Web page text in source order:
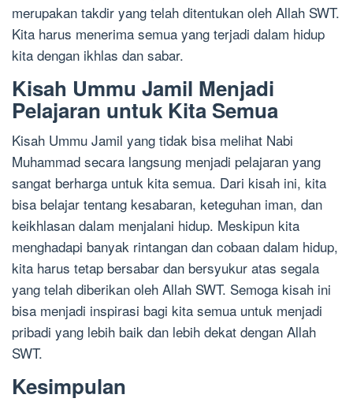
merupakan takdir yang telah ditentukan oleh Allah SWT.
Kita harus menerima semua yang terjadi dalam hidup
kita dengan ikhlas dan sabar.
Kisah Ummu Jamil Menjadi
Pelajaran untuk Kita Semua
Kisah Ummu Jamil yang tidak bisa melihat Nabi
Muhammad secara langsung menjadi pelajaran yang
sangat berharga untuk kita semua. Dari kisah ini, kita
bisa belajar tentang kesabaran, keteguhan iman, dan
keikhlasan dalam menjalani hidup. Meskipun kita
menghadapi banyak rintangan dan cobaan dalam hidup,
kita harus tetap bersabar dan bersyukur atas segala
yang telah diberikan oleh Allah SWT. Semoga kisah ini
bisa menjadi inspirasi bagi kita semua untuk menjadi
pribadi yang lebih baik dan lebih dekat dengan Allah
SWT.
Kesimpulan